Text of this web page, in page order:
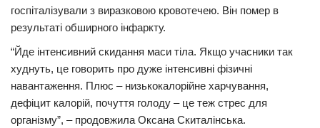
госпіталізували з виразковою кровотечею. Він помер в
результаті обширного інфаркту.
“Йде інтенсивний скидання маси тіла. Якщо учасники так
худнуть, це говорить про дуже інтенсивні фізичні
навантаження. Плюс – низькокалорійне харчування,
дефіцит калорій, почуття голоду – це теж стрес для
організму”, – продовжила Оксана Скиталінська.